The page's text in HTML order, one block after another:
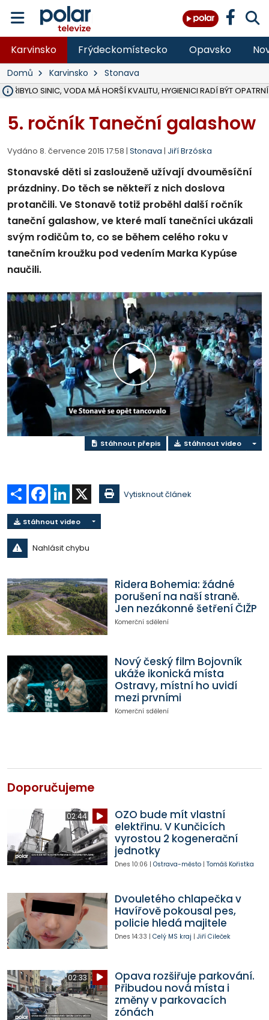
Karvinsko Frýdeckomístecko Opavsko
Domů Karvinsko Stonava
PŘIBYLO SINIC, VODA MÁ HORŠÍ KVALITU, HYGIENICI RADÍ BÝT OPATRNÍ
5. ročník Taneční galashow
Vydáno 8. července 2015 17:58 | Stonava | Jiří Brzóska
Stonavské děti si zaslouženě užívají dvouměsíční
prázdniny. Do těch se někteří z nich doslova
protančili. Ve Stonavě totiž proběhl další ročník
taneční galashow, ve které malí tanečníci ukázali
svým rodičům to, co se během celého roku v
tanečním kroužku pod vedením Marka Kypúse
naučili.
Přehrát
video
Stáhnout přepis Stáhnout video
Sdílet Facebook
LinkedIn Vytisknout článek
Stáhnout video
Nahlásit chybu
Ridera Bohemia: žádné
porušení na naší straně.
Jen nezákonné šetření ČIŽP
Komerční sdělení
Nový český film Bojovník
ukáže ikonická místa
Ostravy, místní ho uvidí
mezi prvními
Komerční sdělení
Doporučujeme
02:44
OZO bude mít vlastní
elektřinu. V Kunčicích
vyrostou 2 kogenerační
jednotky
Dnes 10:06 | Ostrava-město| Tomáš Kořistka
Dvouletého chlapečka v
Havířově pokousal pes,
policie hledá majitele
Dnes 14:33 | Celý MS kraj | Jiří Cileček
02:33
Opava rozšiřuje parkování.
Přibudou nová místa i
změny v parkovacích
zónách